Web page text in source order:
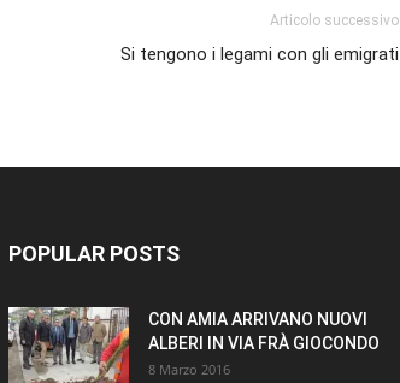
Articolo successivo
Si tengono i legami con gli emigrati
POPULAR POSTS
CON AMIA ARRIVANO NUOVI
ALBERI IN VIA FRÀ GIOCONDO
8 Marzo 2016